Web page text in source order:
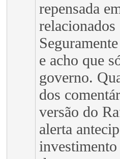
repensada
e acho que
governo.
dos
versão do
alerta